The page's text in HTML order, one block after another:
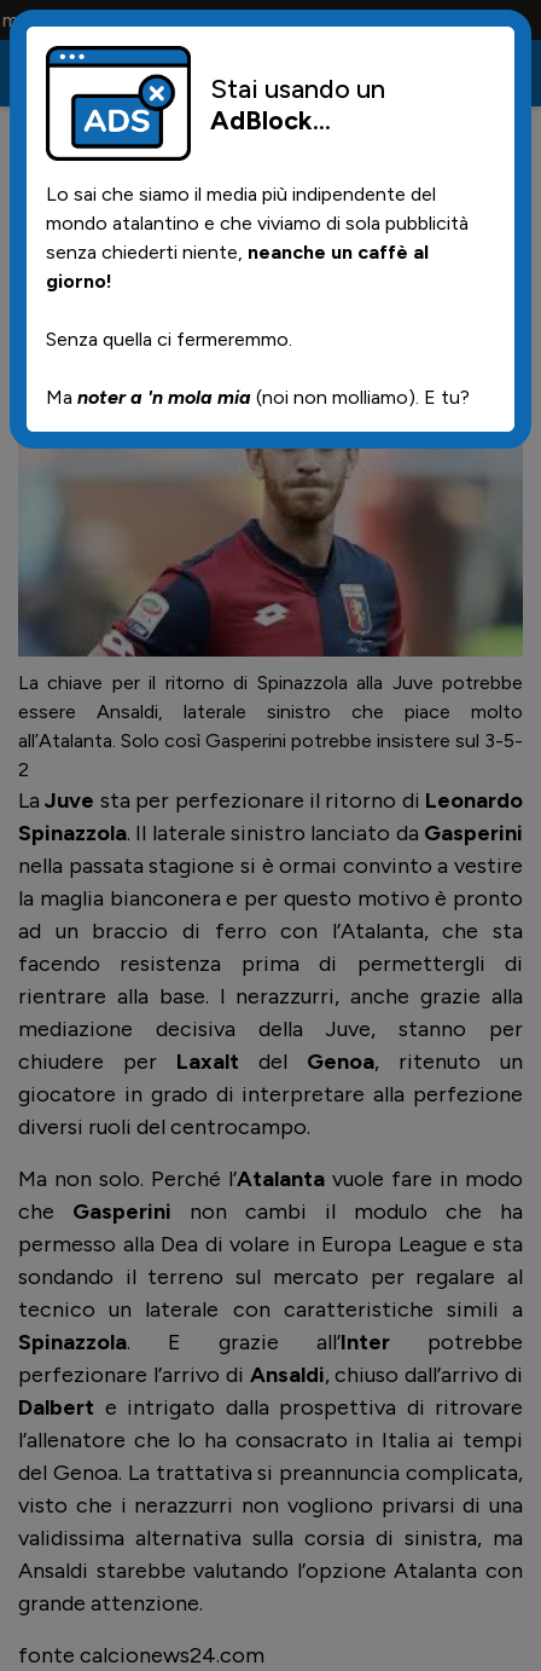
e solo i tifosi la portano tutta la vita
17/08/2017 | 09.32
Ansaldi decisivo per
Spinazzola alla Juve?
La chiave per il ritorno di Spinazzola alla Juve potrebbe
essere Ansaldi, laterale sinistro che piace molto
all’Atalanta. Solo così Gasperini potrebbe insistere sul 3-5-
2
LaJuve sta per perfezionare il ritorno di Leonardo
Spinazzola. Il laterale sinistro lanciato da Gasperini
nella passata stagione si è ormai convinto a vestire
la maglia bianconera e per questo motivo è pronto
ad un braccio di ferro con l’Atalanta, che sta
facendo resistenza prima di permettergli di
rientrare alla base. I nerazzurri, anche grazie alla
mediazione decisiva della Juve, stanno per
chiudere per Laxalt del Genoa, ritenuto un
giocatore in grado di interpretare alla perfezione
diversi ruoli del centrocampo.
Ma non solo. Perché l’Atalanta vuole fare in modo
che Gasperini non cambi il modulo che ha
permesso alla Dea di volare in Europa League e sta
sondando il terreno sul mercato per regalare al
tecnico un laterale con caratteristiche simili a
Spinazzola. E grazie all’Inter potrebbe
perfezionare l’arrivo di Ansaldi, chiuso dall’arrivo di
Dalbert e intrigato dalla prospettiva di ritrovare
l’allenatore che lo ha consacrato in Italia ai tempi
del Genoa. La trattativa si preannuncia complicata,
visto che i nerazzurri non vogliono privarsi di una
validissima alternativa sulla corsia di sinistra, ma
Ansaldi starebbe valutando l’opzione Atalanta con
grande attenzione.
fonte calcionews24.com
Stai usando un
AdBlock...
Lo sai che siamo il media più indipendente del
mondo atalantino e che viviamo di sola pubblicità
senza chiederti niente, neanche un caffè al
giorno!
Senza quella ci fermeremmo.
Ma noter a 'n mola mia (noi non molliamo). E tu?